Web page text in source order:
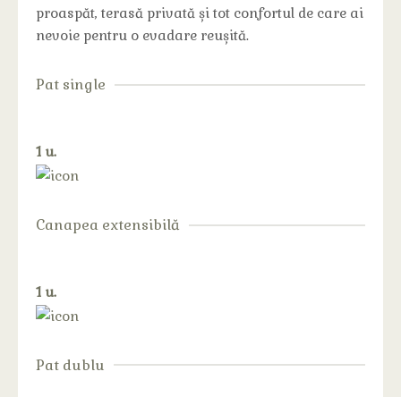
proaspăt, terasă privată și tot confortul de care ai
nevoie pentru o evadare reușită.
Pat single
1 u.
Canapea extensibilă
1 u.
Pat dublu